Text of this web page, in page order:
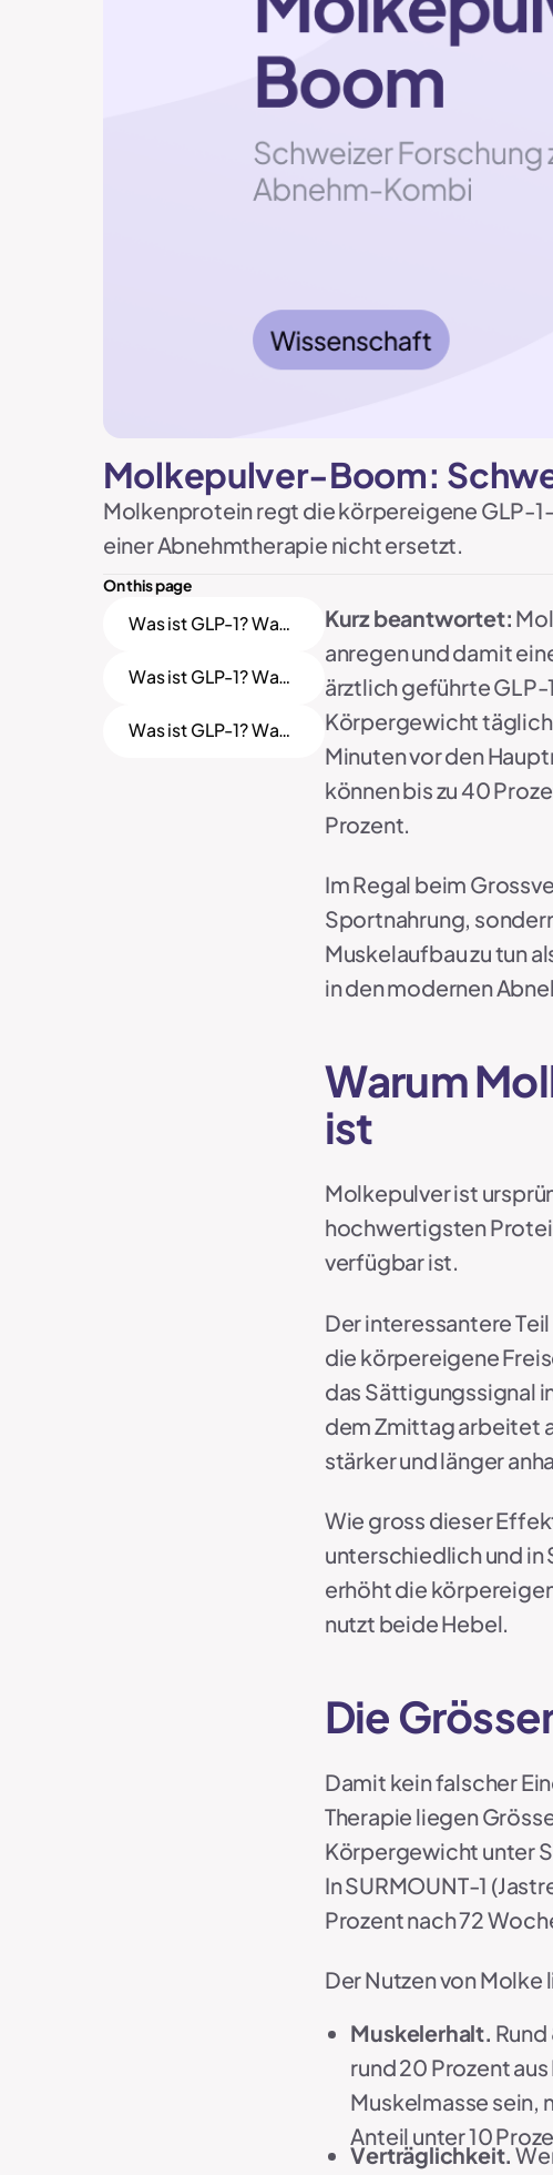
Molkepulver-Boom:
Molkenprotein regt die körpereigene GLP-
einer Abnehmtherapie nicht ersetzt.
On this page
Was ist GLP-1? Was
Was ist GLP-1? Was
Was ist GLP-1? Was
Kurz beantwortet:
anregen und damit
ärztlich geführte GLP-
Körpergewicht
Minuten vor den
können bis zu 40
Prozent.
Im Regal beim
Sportnahrung,
Muskelaufbau zu tun
in den modernen
Warum
ist
Molkepulver ist
hochwertigsten
verfügbar ist.
Der interessantere
die körpereigene
das Sättigungssignal
dem Zmittag arbeitet
stärker und länger
Wie gross dieser
unterschiedlich und
erhöht die
nutzt beide Hebel.
Die
Damit kein falscher
Therapie liegen
Körpergewicht unter
In SURMOUNT-1
Prozent nach 72
Der Nutzen von
Muskelerhalt.
rund 20 Prozent
Muskelmasse sein,
Anteil unter 10
Verträglichkeit.